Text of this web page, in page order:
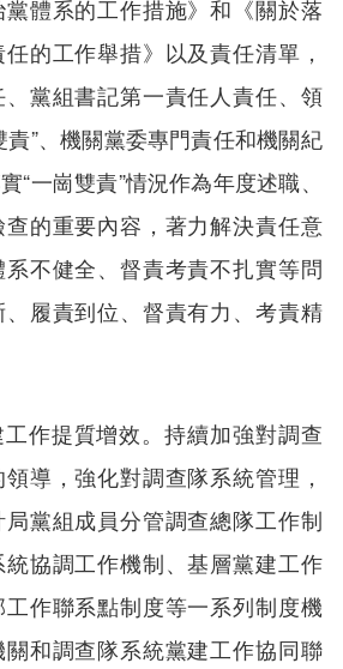
體系的工作措施》和《關於落
的工作舉措》以及責任清單，
黨組書記第一責任人責任、領
責”、機關黨委專門責任和機關紀
“一崗雙責”情況作為年度述職、
的重要內容，著力解決責任意
不健全、督責考責不扎實等問
履責到位、督責有力、考責精
作提質增效。持續加強對調查
導，強化對調查隊系統管理，
黨組成員分管調查總隊工作制
協調工作機制、基層黨建工作
作聯系點制度等一系列制度機
和調查隊系統黨建工作協同聯